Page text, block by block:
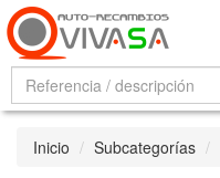
Inicio Subcategorías